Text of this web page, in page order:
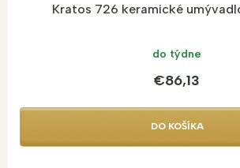
Kratos 726 keramické
do týdne
€86,13
DO KOŠÍKA